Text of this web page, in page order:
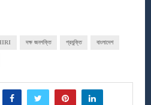
দক্ষ জনশক্তি প্রযুক্তি বাংলাদেশ